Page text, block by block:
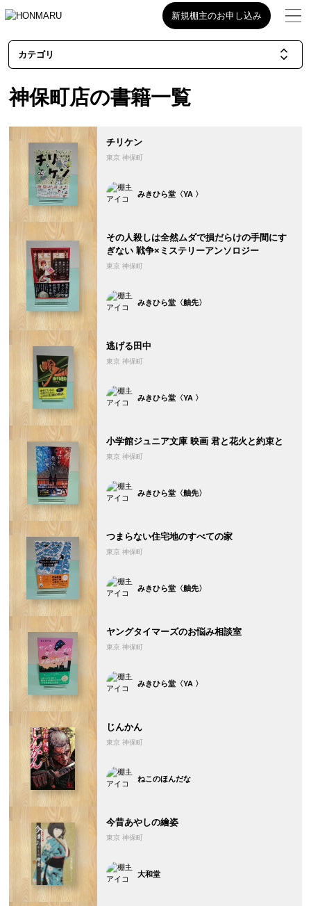
新規棚主のお申し込み
カテゴリ
神保町店の書籍一覧
チリケン
東京 神保町
みきひら堂〈YA 〉
その人殺しは全然ムダで損だらけの手間にす
ぎない 戦争×ミステリーアンソロジー
東京 神保町
みきひら堂〈舳先〉
逃げる田中
東京 神保町
みきひら堂〈YA 〉
小学館ジュニア文庫 映画 君と花火と約束と
東京 神保町
みきひら堂〈舳先〉
つまらない住宅地のすべての家
東京 神保町
みきひら堂〈舳先〉
ヤングタイマーズのお悩み相談室
東京 神保町
みきひら堂〈YA 〉
じんかん
東京 神保町
ねこのほんだな
今昔あやしの繪姿
東京 神保町
大和堂